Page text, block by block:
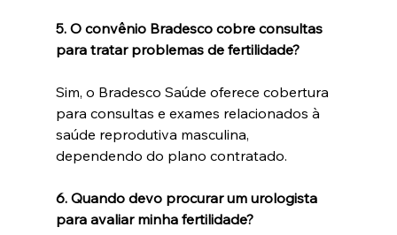
5. O convênio Bradesco cobre consultas
para tratar problemas de fertilidade?
Sim, o Bradesco Saúde oferece cobertura
para consultas e exames relacionados à
saúde reprodutiva masculina,
dependendo do plano contratado.
6. Quando devo procurar um urologista
para avaliar minha fertilidade?